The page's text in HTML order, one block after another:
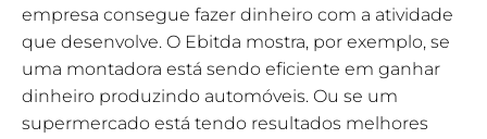
empresa consegue fazer dinheiro com a atividade
que desenvolve. O Ebitda mostra, por exemplo, se
uma montadora está sendo eficiente em ganhar
dinheiro produzindo automóveis. Ou se um
supermercado está tendo resultados melhores